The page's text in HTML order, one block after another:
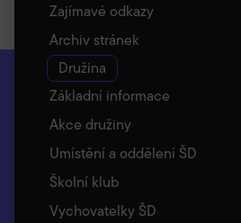
Zajímavé odkazy
Archiv stránek
Družina
Základní informace
Akce družiny
Umístění a oddělení ŠD
Školní klub
Vychovatelky ŠD